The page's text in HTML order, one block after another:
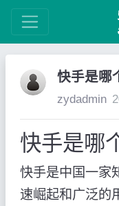
快手是哪
zydadmin
快手是哪
快手是中国一家
速崛起和广泛的